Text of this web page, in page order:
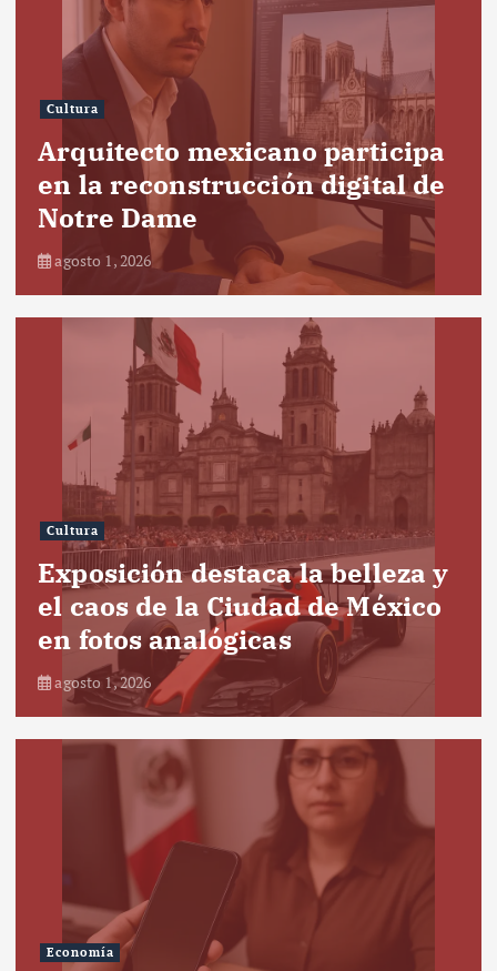
Cultura
Arquitecto mexicano participa
en la reconstrucción digital de
Notre Dame
agosto 1, 2026
Cultura
Exposición destaca la belleza y
el caos de la Ciudad de México
en fotos analógicas
agosto 1, 2026
Economía